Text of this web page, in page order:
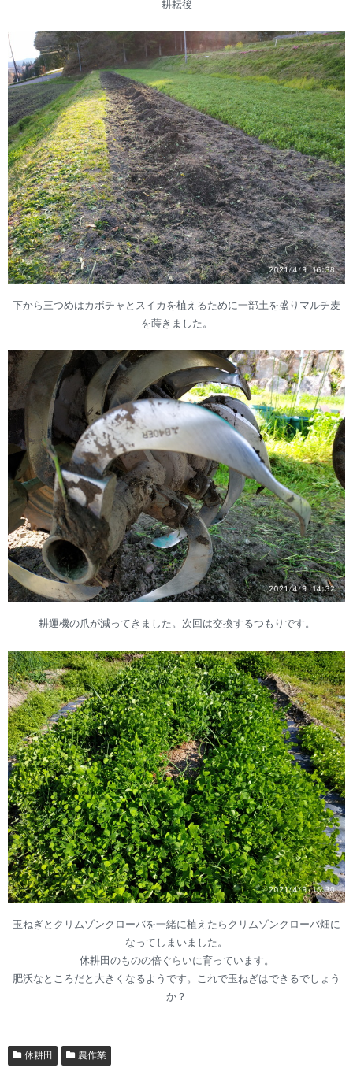
耕耘後
下から三つめはカボチャとスイカを植えるために一部土を盛りマルチ麦
を蒔きました。
耕運機の爪が減ってきました。次回は交換するつもりです。
玉ねぎとクリムゾンクローバを一緒に植えたらクリムゾンクローバ畑に
なってしまいました。
休耕田のものの倍ぐらいに育っています。
肥沃なところだと大きくなるようです。これで玉ねぎはできるでしょう
か？
休耕田 農作業